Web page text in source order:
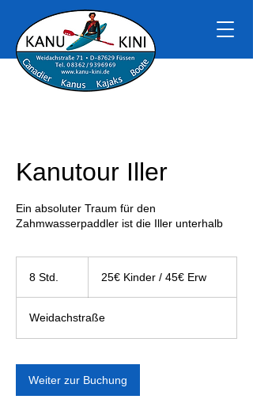
Kanutour Iller
Ein absoluter Traum für den
Zahmwasserpaddler ist die Iller unterhalb
8 Std.
d
.
Erw
25€ Kinder / 45€ Erw
Weidachstraße
Weiter zur Buchung